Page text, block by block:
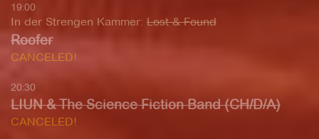
19:00
In der Strengen Kammer: Lost & Found
Roofer
CANCELED!
20:30
LIUN & The Science Fiction Band (CH/D/A)
CANCELED!